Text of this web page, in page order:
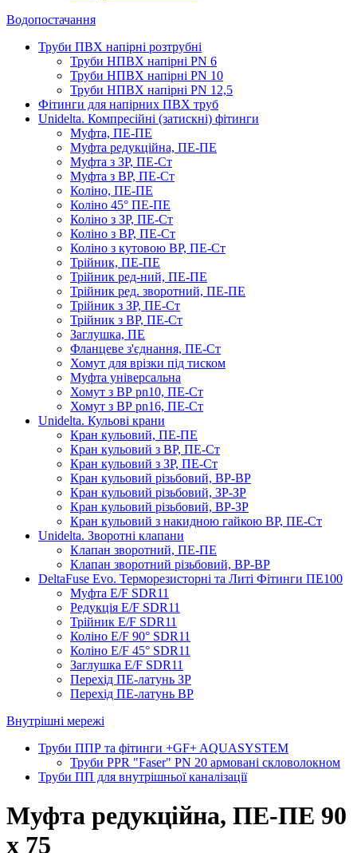
Водопостачання
Труби ПВХ напірні розтрубні
Труби НПВХ напірні PN 6
Труби НПВХ напірні PN 10
Труби НПВХ напірні PN 12,5
Фітинги для напірних ПВХ труб
Unidelta. Компресійні (затискні) фітинги
Муфта, ПЕ-ПЕ
Муфта редукційна, ПЕ-ПЕ
Муфта з ЗР, ПЕ-Ст
Муфта з ВР, ПЕ-Ст
Коліно, ПЕ-ПЕ
Коліно 45° ПЕ-ПЕ
Коліно з ЗР, ПЕ-Ст
Коліно з ВР, ПЕ-Ст
Коліно з кутовою ВР, ПЕ-Ст
Трійник, ПЕ-ПЕ
Трійник ред-ний, ПЕ-ПЕ
Трійник ред. зворотний, ПЕ-ПЕ
Трійник з ЗР, ПЕ-Ст
Трійник з ВР, ПЕ-Ст
Заглушка, ПЕ
Фланцеве з'єднання, ПЕ-Ст
Хомут для врізки під тиском
Муфта універсальна
Хомут з ​​ВР pn10, ПЕ-Ст
Хомут з ВР pn16, ПЕ-Ст
Unidelta. Кульові крани
Кран кульовий, ПЕ-ПЕ
Кран кульовий з ВР, ПЕ-Ст
Кран кульовий з ЗР, ПЕ-Ст
Кран кульовий різьбовий, ВР-ВР
Кран кульовий різьбовий, ЗР-ЗР
Кран кульовий різьбовий, ВР-ЗР
Кран кульовий з накидною гайкою ВР, ПЕ-Ст
Unidelta. Зворотні клапани
Клапан зворотний, ПЕ-ПЕ
Клапан зворотний різьбовий, ВР-ВР
DeltaFuse Evo. Терморезисторні та Литі Фітинги ПЕ100
Муфта E/F SDR11
Редукція E/F SDR11
Трійник E/F SDR11
Коліно E/F 90° SDR11
Коліно E/F 45° SDR11
Заглушка E/F SDR11
Перехід ПЕ-латунь ЗР
Перехід ПЕ-латунь ВР
Внутрішні мережі
Труби ППР та фітинги +GF+ AQUASYSTEM
Труби PPR "Faser" PN 20 армовані скловолокном
Труби ПП для внутрішньої каналізації
Муфта редукційна, ПЕ-ПЕ 90
х 75